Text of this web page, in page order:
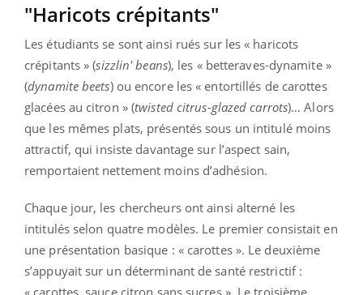
"Haricots crépitants"
Les étudiants se sont ainsi rués sur les « haricots
crépitants » (sizzlin' beans), les « betteraves-dynamite »
(dynamite beets) ou encore les « entortillés de carottes
glacées au citron » (twisted citrus-glazed carrots)… Alors
que les mêmes plats, présentés sous un intitulé moins
attractif, qui insiste davantage sur l’aspect sain,
remportaient nettement moins d’adhésion.
Chaque jour, les chercheurs ont ainsi alterné les
intitulés selon quatre modèles. Le premier consistait en
une présentation basique : « carottes ». Le deuxième
s’appuyait sur un déterminant de santé restrictif :